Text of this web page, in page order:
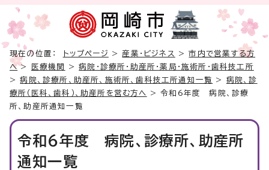
現在の位置： トップページ > 産業・ビジネス >市内で営業する方
へ> 医療機関 >病院・診療所・助産所・薬局・施術所・歯科技工所
>病院、診療所、助産所、施術所、歯科技工所通知一覧 > 病院、診
療所（医科、歯科）、助産所を営む方へ
> 令和6年度 病院、診療
所、助産所通知一覧
令和6年度 病院、診療所、助産所
通知一覧